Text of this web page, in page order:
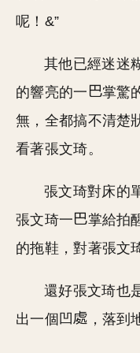
呢！&”
其他已經迷迷
的響亮的一
掌驚
無，全都搞不清楚
看著張文琦。
張文琦對床的
張文琦一
掌給拍
的拖鞋，對著張文
還好張文琦也
出一個凹
，落到